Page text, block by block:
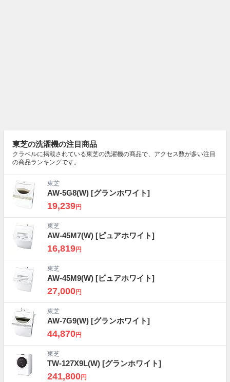
東芝の洗濯機の注目商品
クラベルに掲載されている東芝の洗濯機の商品で、アクセス数が多い注目
の商品ランキングです。
東芝
AW-5G8(W) [グランホワイト]
19,239円
東芝
AW-45M7(W) [ピュアホワイト]
16,819円
東芝
AW-45M9(W) [ピュアホワイト]
27,000円
東芝
AW-7G9(W) [グランホワイト]
44,870円
東芝
TW-127X9L(W) [グランホワイト]
241,800円